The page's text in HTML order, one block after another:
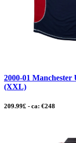
2000-01
(XXL)
209.99£ - ca: €248